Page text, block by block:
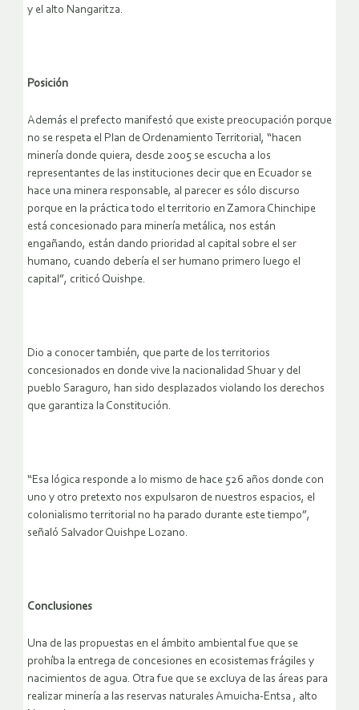
y el alto Nangaritza.
Posición
Además el prefecto manifestó que existe preocupación porque
no se respeta el Plan de Ordenamiento Territorial, “hacen
minería donde quiera, desde 2005 se escucha a los
representantes de las instituciones decir que en Ecuador se
hace una minera responsable, al parecer es sólo discurso
porque en la práctica todo el territorio en Zamora Chinchipe
está concesionado para minería metálica, nos están
engañando, están dando prioridad al capital sobre el ser
humano, cuando debería el ser humano primero luego el
capital”, criticó Quishpe.
Dio a conocer también, que parte de los territorios
concesionados en donde vive la nacionalidad Shuar y del
pueblo Saraguro, han sido desplazados violando los derechos
que garantiza la Constitución.
“Esa lógica responde a lo mismo de hace 526 años donde con
uno y otro pretexto nos expulsaron de nuestros espacios, el
colonialismo territorial no ha parado durante este tiempo”,
señaló Salvador Quishpe Lozano.
Conclusiones
Una de las propuestas en el ámbito ambiental fue que se
prohíba la entrega de concesiones en ecosistemas frágiles y
nacimientos de agua. Otra fue que se excluya de las áreas para
realizar minería a las reservas naturales Amuicha-Entsa , alto